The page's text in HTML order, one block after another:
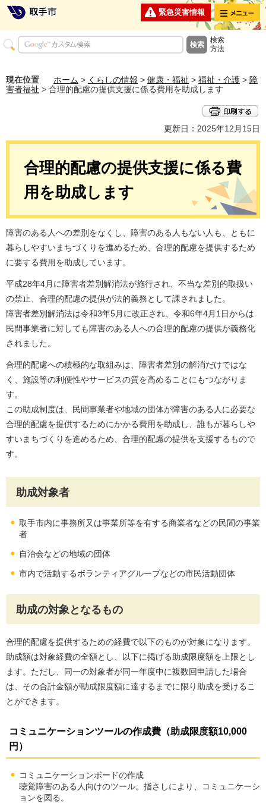
緊急災害情報 メニュー
検索
方法
現在位置 ホーム > くらしの情報 > 健康・福祉 > 福祉・介護 > 障
害者福祉 > 合理的配慮の提供支援に係る費用を助成します
更新日：2025年12月15日
合理的配慮の提供支援に係る費
用を助成します
障害のある人への差別をなくし、障害のある人もない人も、ともに
暮らしやすいまちづくりを進めるため、合理的配慮を提供するため
に要する費用を助成しています。
平成28年4月に障害者差別解消法が施行され、不当な差別的取扱い
の禁止、合理的配慮の提供が法的義務として課されました。
障害者差別解消法は令和3年5月に改正され、令和6年4月1日からは
民間事業者に対しても障害のある人への合理的配慮の提供が義務化
されました。
合理的配慮への積極的な取組みは、障害者差別の解消だけではな
く、施設等の利便性やサービスの質を高めることにもつながりま
す。
この助成制度は、民間事業者や地域の団体が障害のある人に必要な
合理的配慮を提供するためにかかる費用を助成し、誰もが暮らしや
すいまちづくりを進めるため、合理的配慮の提供を支援するもので
す。
助成対象者
取手市内に事務所又は事業所等を有する商業者などの民間の事業
者
自治会などの地域の団体
市内で活動するボランティアグループなどの市民活動団体
助成の対象となるもの
合理的配慮を提供するための経費で以下のものが対象になります。
助成額は対象経費の全額とし、以下に掲げる助成限度額を上限とし
ます。ただし、同一の対象者が同一年度中に複数回申請した場合
は、その合計金額が助成限度額に達するまでに限り助成を受けるこ
とができます。
コミュニケーションツールの作成費（助成限度額10,000
円）
コミュニケーションボードの作成
聴覚障害のある人向けのツール。指さしにより、コミュニケーシ
ョンを図る。